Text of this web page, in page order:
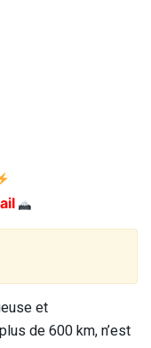
et
de 600 km, n’est